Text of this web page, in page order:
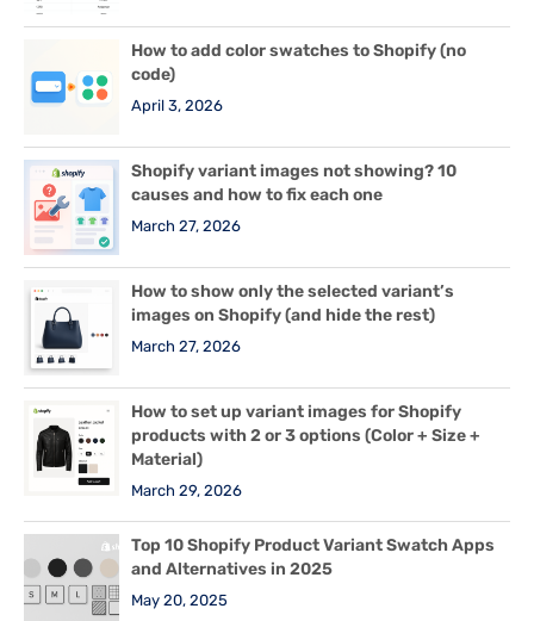
How to add color swatches to Shopify (no
code)
April 3, 2026
Shopify variant images not showing? 10
causes and how to fix each one
March 27, 2026
How to show only the selected variant’s
images on Shopify (and hide the rest)
March 27, 2026
How to set up variant images for Shopify
products with 2 or 3 options (Color + Size +
Material)
March 29, 2026
Top 10 Shopify Product Variant Swatch Apps
and Alternatives in 2025
May 20, 2025